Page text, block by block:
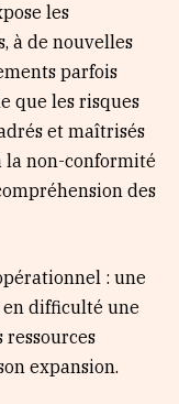
les
à de nouvelles
parfois
que les risques
et maîtrisés
la non-conformité
des
: une
difficulté une
ressources
expansion.